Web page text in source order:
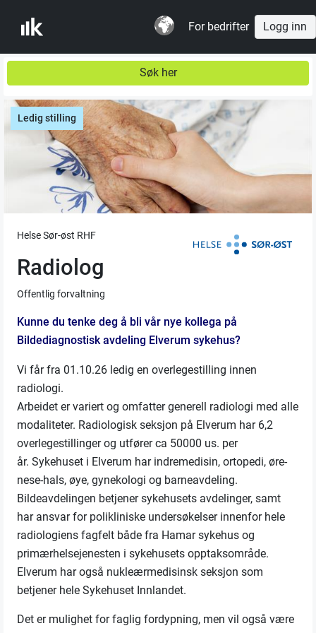
For bedrifter Logg inn
Søk her
Ledig stilling
Helse Sør-øst RHF
Radiolog
Offentlig forvaltning
Kunne du tenke deg å bli vår nye kollega på
Bildediagnostisk avdeling Elverum sykehus?
Vi får fra 01.10.26 ledig en overlegestilling innen
radiologi.
Arbeidet er variert og omfatter generell radiologi med alle
modaliteter. Radiologisk seksjon på Elverum har 6,2
overlegestillinger og utfører ca 50000 us. per
år.Sykehuset i Elverum har indremedisin, ortopedi, øre-
nese-hals, øye, gynekologi og barneavdeling.
Bildeavdelingen betjener sykehusets avdelinger, samt
har ansvar for polikliniske undersøkelser innenfor hele
radiologiens fagfelt både fra Hamar sykehus og
primærhelsejenesten i sykehusets opptaksområde.
Elverum har også nukleærmedisinsk seksjon som
betjener hele Sykehuset Innlandet.
Det er mulighet for faglig fordypning, men vil også være